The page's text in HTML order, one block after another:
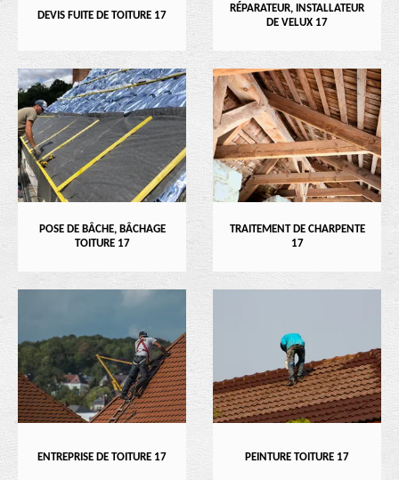
DEVIS FUITE DE TOITURE 17
RÉPARATEUR, INSTALLATEUR
DE VELUX 17
POSE DE BÂCHE, BÂCHAGE
TOITURE 17
TRAITEMENT DE CHARPENTE
17
ENTREPRISE DE TOITURE 17 PEINTURE TOITURE 17